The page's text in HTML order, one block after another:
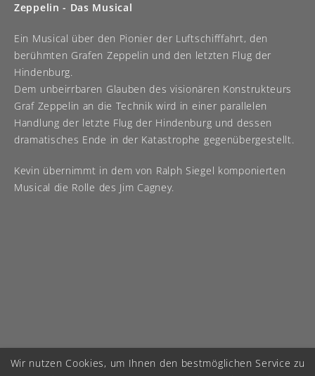
Zeppelin - Das Musical
Ein Musical über den Pionier der Luftschifffahrt, den
berühmten Grafen Zeppelin und den letzten Flug der
Hindenburg.
Dem unbeirrbaren Glauben des visionären Konstrukteurs
Graf Zeppelin an die Technik wird in einer parallelen
Handlung der letzte Flug der Hindenburg und dessen
dramatisches Ende in der Katastrophe gegenübergestellt.
Kevin übernimmt in dem von Ralph Siegel komponierten
Musical die Rolle des Jim Cagney.
Wir nutzen Cookies, um Ihnen den bestmöglichen Service zu